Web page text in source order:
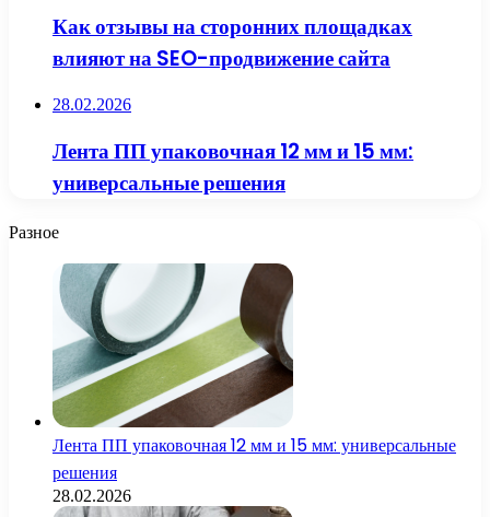
Как отзывы на сторонних площадках
влияют на SEO-продвижение сайта
28.02.2026
Лента ПП упаковочная 12 мм и 15 мм:
универсальные решения
Разное
Лента ПП упаковочная 12 мм и 15 мм: универсальные
решения
28.02.2026